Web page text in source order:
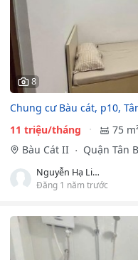
8
Chung cư Bàu cát, p10,
11 triệu/tháng
75
Bàu Cát II
Quận Tân
Nguyễn Hạ Linh
Đăng 1 năm trước